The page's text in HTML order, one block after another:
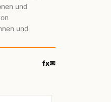
und
und
fx✉